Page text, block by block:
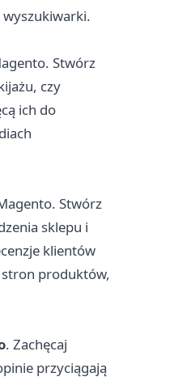
Stwórz
czy
ich do
Stwórz
sklepu i
klientów
produktów,
. Zachęcaj
przyciągają